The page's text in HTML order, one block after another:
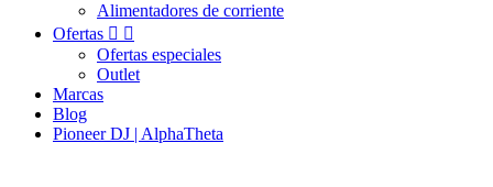
Alimentadores de corriente
Ofertas  
Ofertas especiales
Outlet
Marcas
Blog
Pioneer DJ | AlphaTheta